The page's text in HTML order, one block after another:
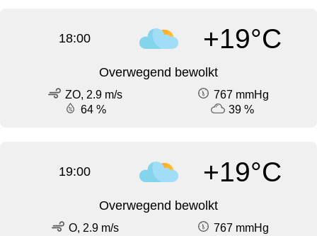
18:00 +19°C
Overwegend bewolkt
ZO, 2.9 m/s
767 mmHg
64 %
39 %
19:00 +19°C
Overwegend bewolkt
O, 2.9 m/s
767 mmHg